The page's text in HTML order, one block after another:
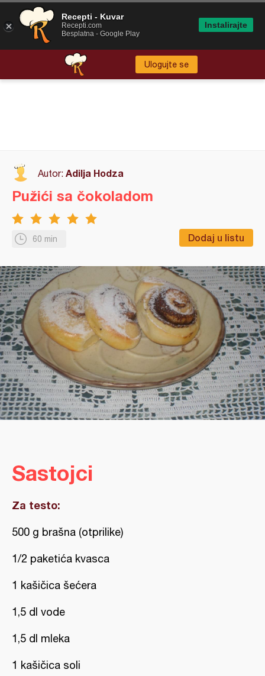
Ulogujte se
Autor: Adilja Hodza
60 min Dodaj u listu
Pužići sa čokoladom
Sastojci
Za testo:
500 g brašna (otprilike)
1/2 paketića kvasca
1 kašičica šećera
1,5 dl vode
1,5 dl mleka
1 kašičica soli
Recepti - Kuvar
Recepti.com
Besplatna - Google Play
Instalirajte